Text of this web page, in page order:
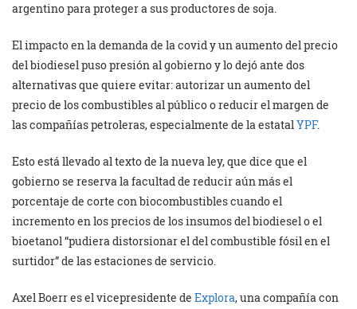
argentino para proteger a sus productores de soja.
El impacto en la demanda de la covid y un aumento del precio
del biodiesel puso presión al gobierno y lo dejó ante dos
alternativas que quiere evitar: autorizar un aumento del
precio de los combustibles al público o reducir el margen de
las compañías petroleras, especialmente de la estatalYPF.
Esto está llevado al texto de la nueva ley, que dice que el
gobierno se reserva la facultad de reducir aún más el
porcentaje de corte con biocombustibles cuando el
incremento en los precios de los insumos del biodiesel o el
bioetanol “pudiera distorsionar el del combustible fósil en el
surtidor” de las estaciones de servicio.
Axel Boerr es el vicepresidente de Explora, una compañía con